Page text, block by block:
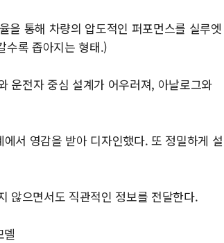
을 통해 차량의 압도적인 퍼포먼스를 실루엣
록 좁아지는 형태.)
운전자 중심 설계가 어우러져, 아날로그와
서 영감을 받아 디자인했다. 또 정밀하게 설
않으면서도 직관적인 정보를 전달한다.
델